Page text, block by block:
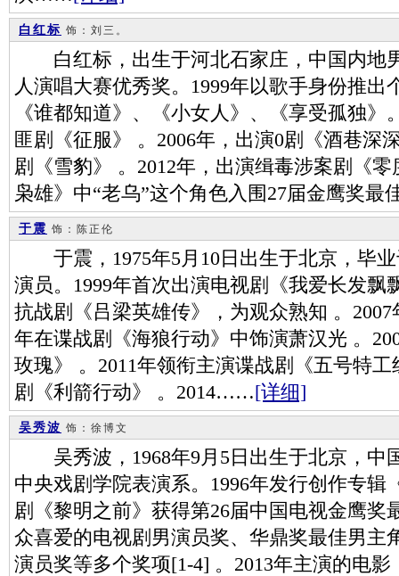
白红标 饰：刘三。
白红标，出生于河北石家庄，中国内地
人演唱大赛优秀奖。1999年以歌手身份推出
《谁都知道》、《小女人》、《享受孤独》
匪剧《征服》 。2006年，出演0剧《酒巷深
剧《雪豹》 。2012年，出演缉毒涉案剧《
枭雄》中“老乌”这个角色入围27届金鹰奖
于震 饰：陈正伦
于震，1975年5月10日出生于北京，毕业
演员。1999年首次出演电视剧《我爱长发飘
抗战剧《吕梁英雄传》，为观众熟知 。
年在谍战剧《海狼行动》中饰演萧汉光 。
玫瑰》 。2011年领衔主演谍战剧《五号特
剧《利箭行动》 。2014……[详细]
吴秀波 饰：徐博文
吴秀波，1968年9月5日出生于北京，中
中央戏剧学院表演系。1996年发行创作专辑
剧《黎明之前》获得第26届中国电视金鹰奖
众喜爱的电视剧男演员奖、华鼎奖最佳男主
演员奖等多个奖项[1-4] 。2013年主演的电